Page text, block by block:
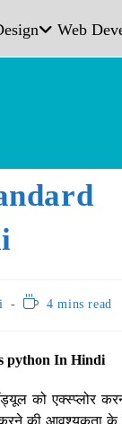
Web
4 mins read
python In Hindi
को एक्स्प्लोर
की आवश्यकता के